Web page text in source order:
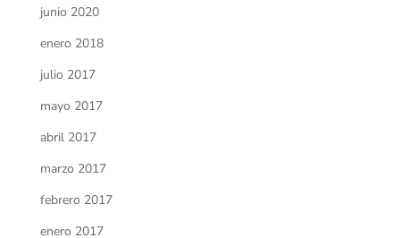
junio 2020
enero 2018
julio 2017
mayo 2017
abril 2017
marzo 2017
febrero 2017
enero 2017